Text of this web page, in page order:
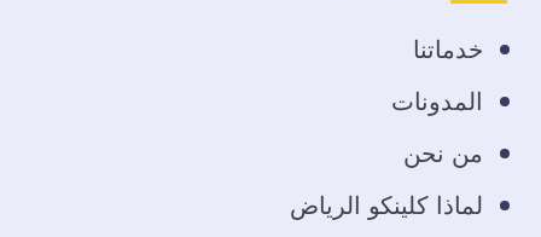
فيسبوك
خدماتنا
المدونات
من نحن
لماذا كلينكو الرياض